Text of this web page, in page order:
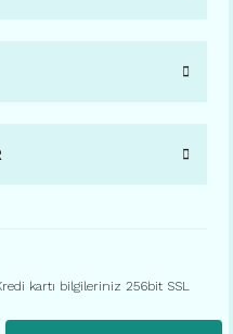
kartı bilgileriniz 256bit SSL